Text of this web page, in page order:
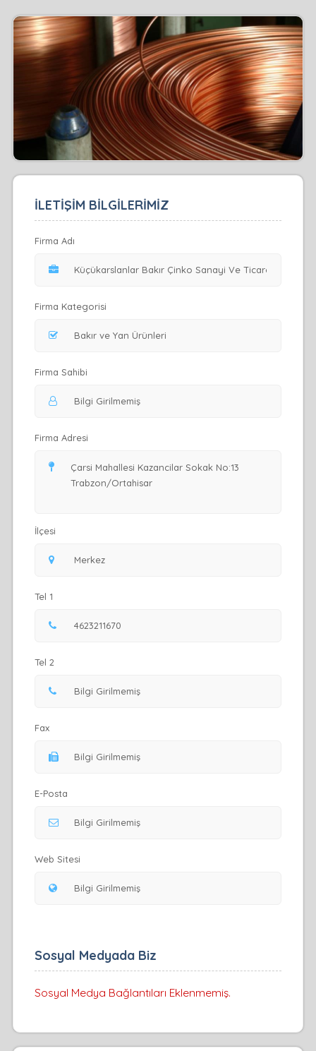
İLETİŞİM BİLGİLERİMİZ
Firma Adı
Firma Kategorisi
Firma Sahibi
Firma Adresi
İlçesi
Tel 1
Tel 2
Fax
E-Posta
Web Sitesi
Sosyal Medyada Biz
Sosyal Medya Bağlantıları Eklenmemiş.